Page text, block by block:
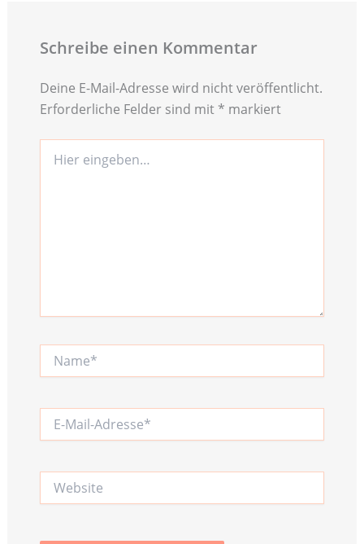
Schreibe einen Kommentar
Deine E-Mail-Adresse wird nicht veröffentlicht.
Erforderliche Felder sind mit * markiert
eingeben…
Mail-
Website